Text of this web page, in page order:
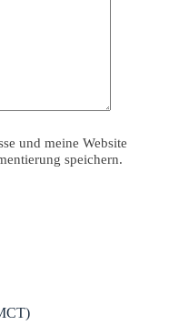
und meine Website
speichern.